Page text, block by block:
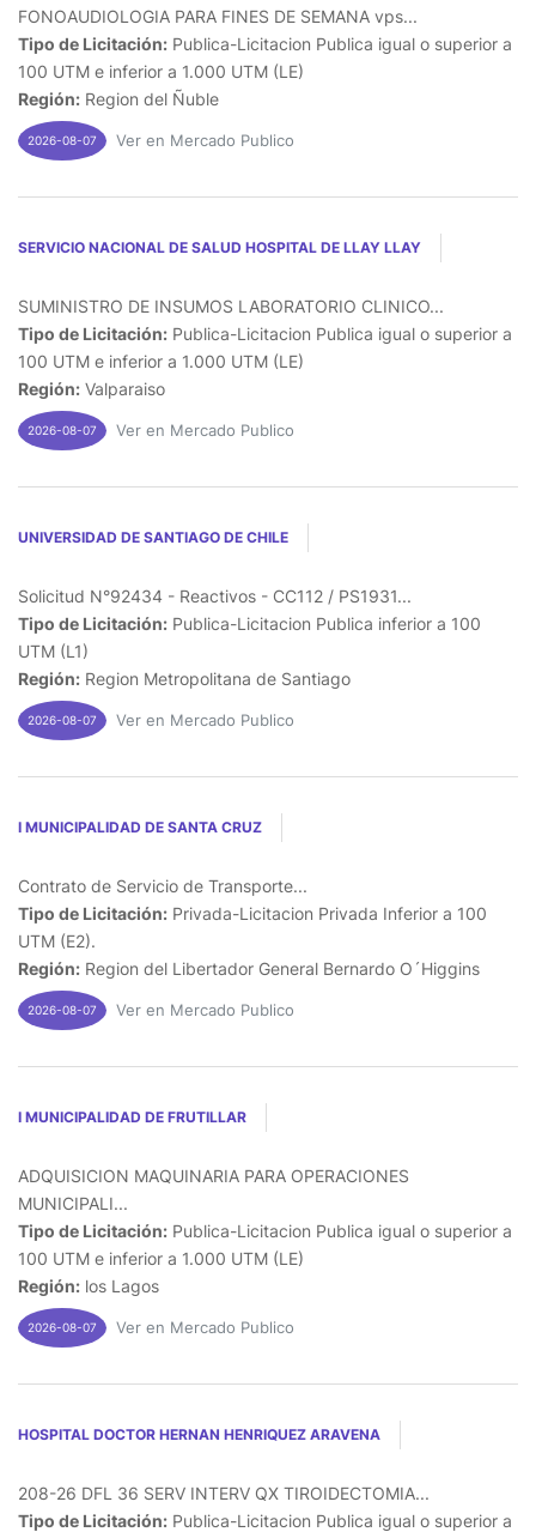
FONOAUDIOLOGIA PARA FINES DE SEMANA vps...
Tipo de Licitación: Publica-Licitacion Publica igual o superior a
100 UTM e inferior a 1.000 UTM (LE)
Región: Region del Ñuble
2026-08-07 Ver en Mercado Publico
SERVICIO NACIONAL DE SALUD HOSPITAL DE LLAY LLAY
SUMINISTRO DE INSUMOS LABORATORIO CLINICO...
Tipo de Licitación: Publica-Licitacion Publica igual o superior a
100 UTM e inferior a 1.000 UTM (LE)
Región: Valparaiso
2026-08-07 Ver en Mercado Publico
UNIVERSIDAD DE SANTIAGO DE CHILE
Solicitud N°92434 - Reactivos - CC112 / PS1931...
Tipo de Licitación: Publica-Licitacion Publica inferior a 100
UTM (L1)
Región: Region Metropolitana de Santiago
2026-08-07 Ver en Mercado Publico
I MUNICIPALIDAD DE SANTA CRUZ
Contrato de Servicio de Transporte...
Tipo de Licitación: Privada-Licitacion Privada Inferior a 100
UTM (E2).
Región: Region del Libertador General Bernardo O´Higgins
2026-08-07 Ver en Mercado Publico
I MUNICIPALIDAD DE FRUTILLAR
ADQUISICION MAQUINARIA PARA OPERACIONES
MUNICIPALI...
Tipo de Licitación: Publica-Licitacion Publica igual o superior a
100 UTM e inferior a 1.000 UTM (LE)
Región: los Lagos
2026-08-07 Ver en Mercado Publico
HOSPITAL DOCTOR HERNAN HENRIQUEZ ARAVENA
208-26 DFL 36 SERV INTERV QX TIROIDECTOMIA...
Tipo de Licitación: Publica-Licitacion Publica igual o superior a